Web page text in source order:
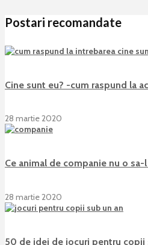
Postari recomandate
Cine sunt eu? -cum raspund la
28 martie 2020
Ce animal de companie nu o
28 martie 2020
50 de idei de jocuri pentru copii